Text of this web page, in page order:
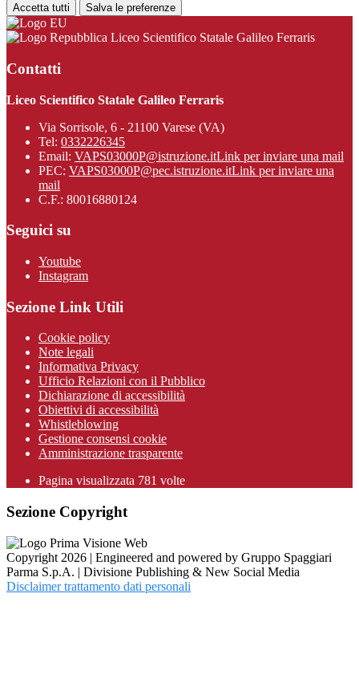
Accetta tutti Salva le preferenze
Liceo Scientifico Statale Galileo Ferraris
Contatti
Liceo Scientifico Statale Galileo Ferraris
Via Sorrisole, 6 - 21100 Varese (VA)
Tel: 0332226345
Email: VAPS03000P@istruzione.itLink per inviare una mail
PEC: VAPS03000P@pec.istruzione.itLink per inviare una
mail
C.F.: 80016880124
Seguici su
Youtube
Instagram
Sezione Link Utili
Cookie policy
Note legali
Informativa Privacy
Ufficio Relazioni con il Pubblico
Dichiarazione di accessibilità
Obiettivi di accessibilità
Whistleblowing
Gestione consensi cookie
Amministrazione trasparente
Pagina visualizzata 781 volte
Sezione Copyright
Copyright 2026 | Engineered and powered by Gruppo Spaggiari
Parma S.p.A. | Divisione Publishing & New Social Media
Disclaimer trattamento dati personali